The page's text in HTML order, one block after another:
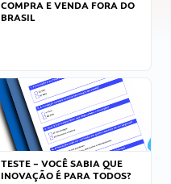
COMPRA E VENDA FORA DO
BRASIL
TESTE – VOCÊ SABIA QUE
INOVAÇÃO É PARA TODOS?